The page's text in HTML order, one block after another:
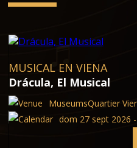
MUSICAL EN VIENA
Drácula, El Musical
MuseumsQuartier
dom 27 sept 2026